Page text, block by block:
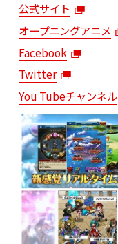
公式サイト
オープニングアニメ
Facebook
Twitter
You Tubeチャンネル